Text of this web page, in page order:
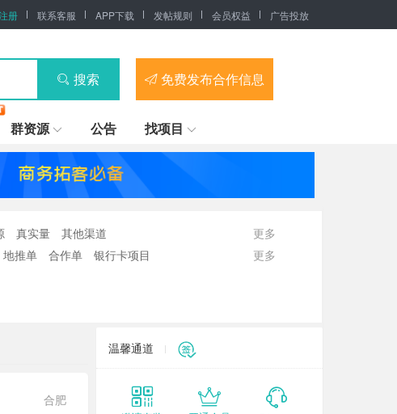
册 联系客服 APP下载 发帖规则 会员权益 广告投放
搜索 免费发布合作信息
群资源 公告 找项目
真实量 其他渠道
更多
地推单 合作单
银行卡项目
更多
合肥
温馨通道